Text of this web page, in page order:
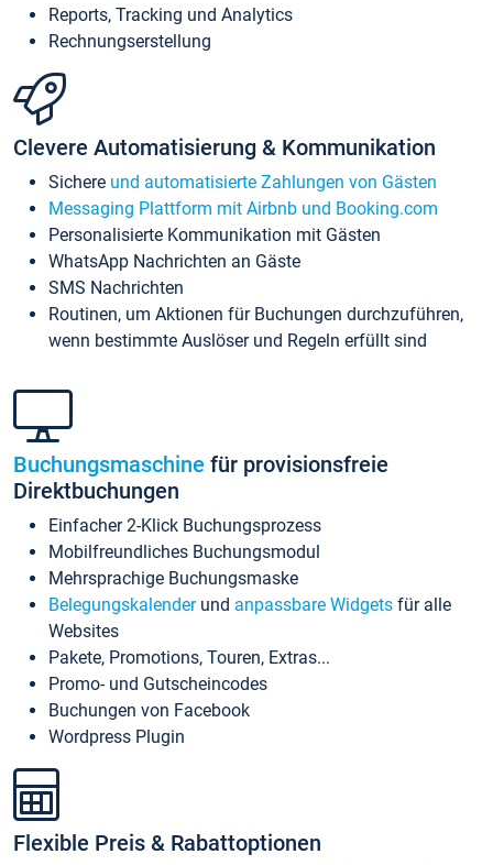
Reports, Tracking und Analytics
Rechnungserstellung
Clevere Automatisierung & Kommunikation
Sichere und automatisierte Zahlungen von Gästen
Messaging Plattform mit Airbnb und Booking.com
Personalisierte Kommunikation mit Gästen
WhatsApp Nachrichten an Gäste
SMS Nachrichten
Routinen, um Aktionen für Buchungen durchzuführen,
wenn bestimmte Auslöser und Regeln erfüllt sind
Buchungsmaschine für provisionsfreie
Direktbuchungen
Einfacher 2-Klick Buchungsprozess
Mobilfreundliches Buchungsmodul
Mehrsprachige Buchungsmaske
Belegungskalenderund anpassbare Widgets für alle
Websites
Pakete, Promotions, Touren, Extras...
Promo- und Gutscheincodes
Buchungen von Facebook
Wordpress Plugin
Flexible Preis & Rabattoptionen